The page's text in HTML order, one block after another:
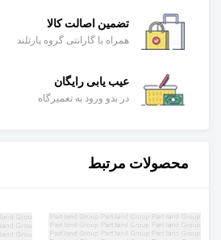
تضمین اصالت کالا
همراه با گارانتی گروه پارتلند
عیب یابی رایگان
در بدو ورود به تعمیرگاه
محصولات مرتبط